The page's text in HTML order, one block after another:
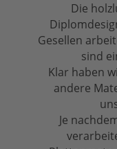
Die
Gesellen
sind
Klar haben
andere
Je